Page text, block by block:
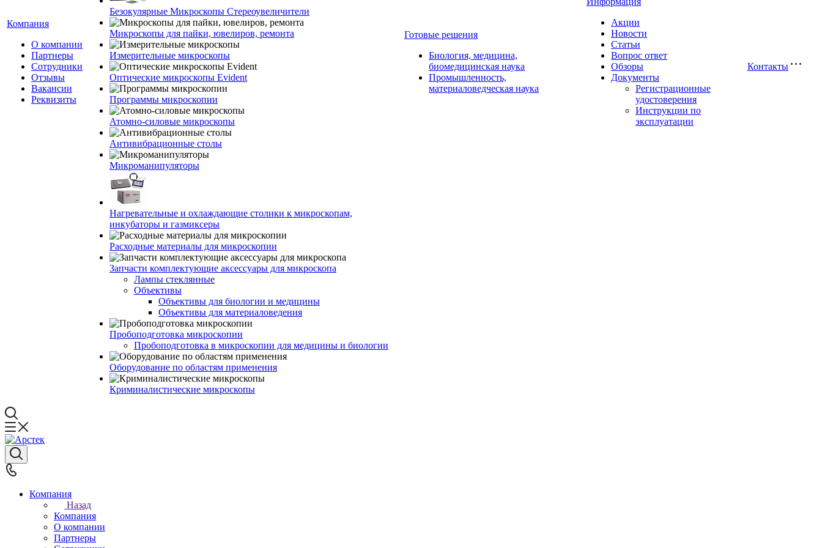
Компания
О компании
Партнеры
Сотрудники
Отзывы
Вакансии
Реквизиты
Безокулярные Микроскопы Стереоувеличители
Микроскопы для пайки, ювелиров, ремонта
Измерительные микроскопы
Оптические микроскопы Evident
Программы микроскопии
Атомно-силовые микроскопы
Антивибрационные столы
Микроманипуляторы
Нагревательные и охлаждающие столики к микроскопам,
инкубаторы и газмиксеры
Расходные материалы для микроскопии
Запчасти комплектующие аксессуары для микроскопа
Лампы стеклянные
Объективы
Объективы для биологии и медицины
Объективы для материаловедения
Пробоподготовка микроскопии
Пробоподготовка в микроскопии для медицины и биологии
Оборудование по областям применения
Криминалистические микроскопы
Готовые решения
Биология, медицина,
биомедицинская наука
Промышленность,
материаловедческая наука
Акции
Новости
Статьи
Вопрос ответ
Обзоры
Документы
Регистрационные
удостоверения
Инструкции по
эксплуатации
Контакты
Компания
Назад
Компания
О компании
Партнеры